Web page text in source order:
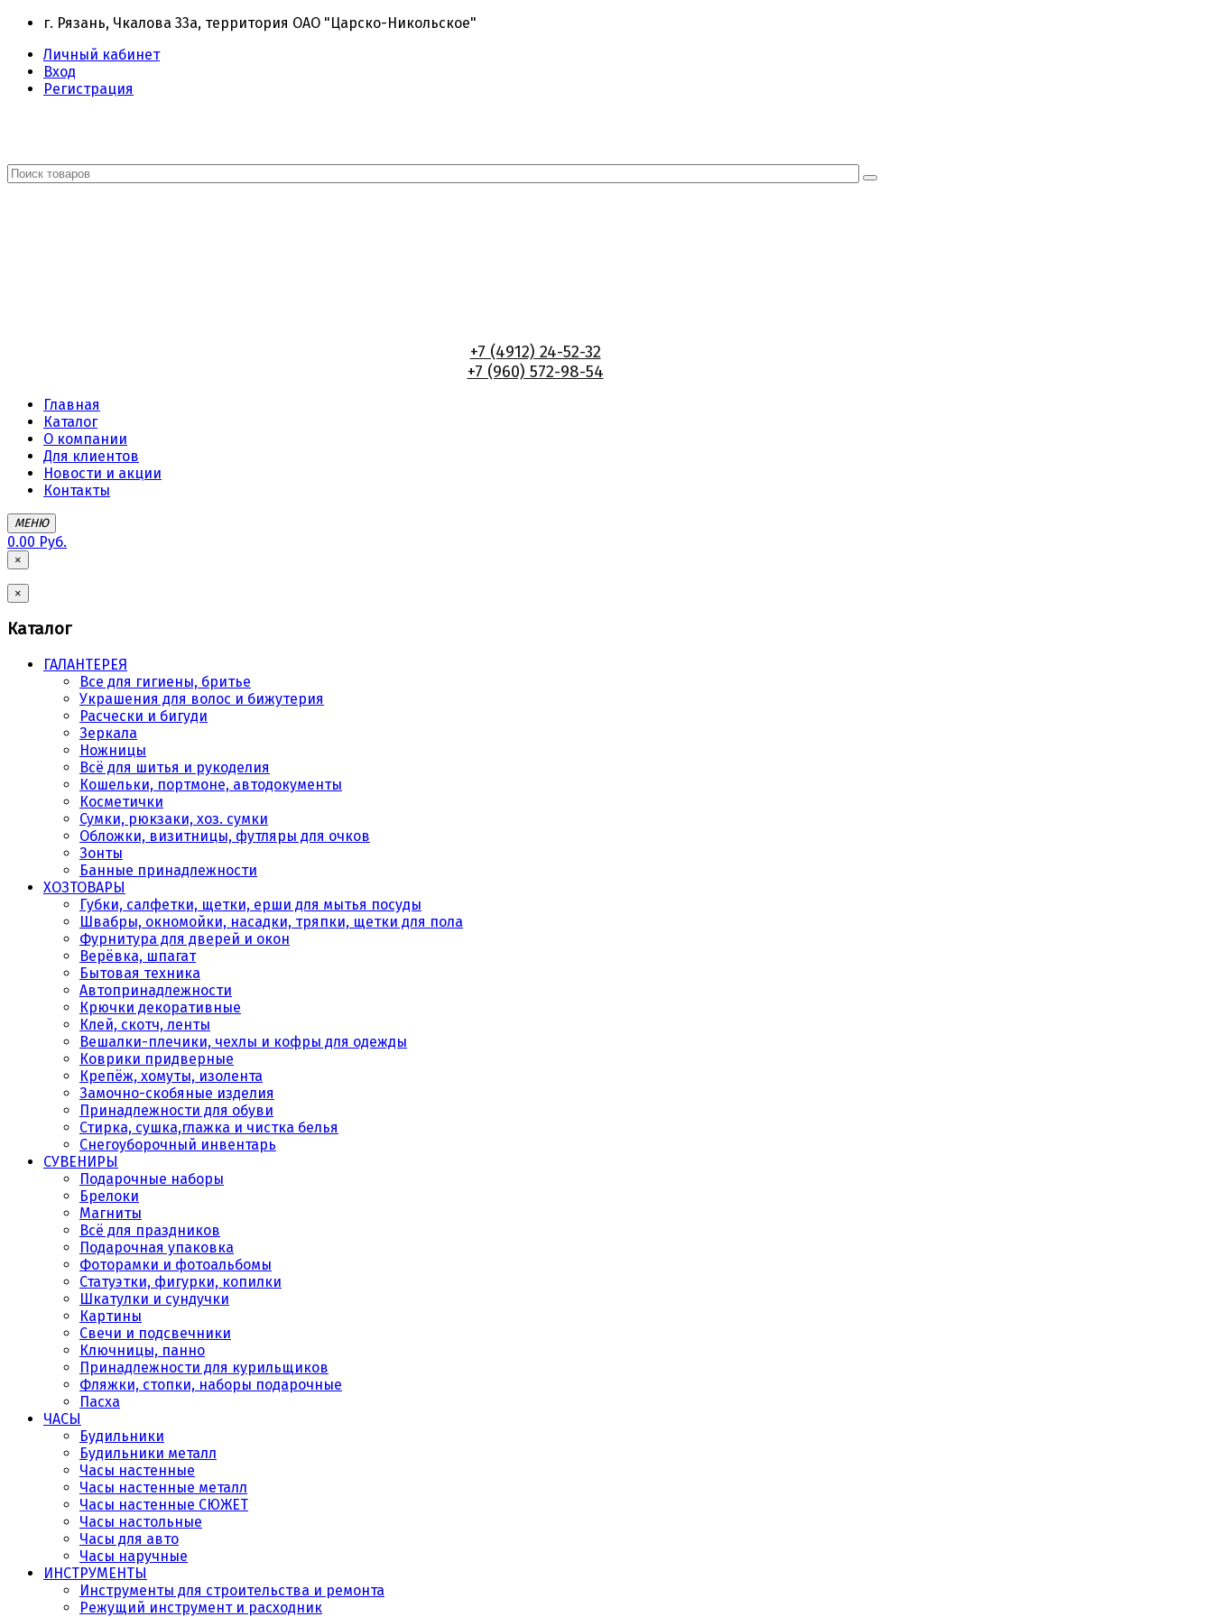
г. Рязань, Чкалова 33а, территория ОАО "Царско-Никольское"
Личный кабинет
Вход
Регистрация
+7 (4912) 24-52-32
+7 (960) 572-98-54
Главная
Каталог
О компании
Для клиентов
Новости и акции
Контакты
МЕНЮ
0.00 Руб.
×
×
Каталог
ГАЛАНТЕРЕЯ
Все для гигиены, бритье
Украшения для волос и бижутерия
Расчески и бигуди
Зеркала
Ножницы
Всё для шитья и рукоделия
Кошельки, портмоне, автодокументы
Косметички
Сумки, рюкзаки, хоз. сумки
Обложки, визитницы, футляры для очков
Зонты
Банные принадлежности
ХОЗТОВАРЫ
Губки, салфетки, щетки, ерши для мытья посуды
Швабры, окномойки, насадки, тряпки, щетки для пола
Фурнитура для дверей и окон
Верёвка, шпагат
Бытовая техника
Автопринадлежности
Крючки декоративные
Клей, скотч, ленты
Вешалки-плечики, чехлы и кофры для одежды
Коврики придверные
Крепёж, хомуты, изолента
Замочно-скобяные изделия
Принадлежности для обуви
Стирка, сушка,глажка и чистка белья
Снегоуборочный инвентарь
СУВЕНИРЫ
Подарочные наборы
Брелоки
Магниты
Всё для праздников
Подарочная упаковка
Фоторамки и фотоальбомы
Статуэтки, фигурки, копилки
Шкатулки и сундучки
Картины
Свечи и подсвечники
Ключницы, панно
Принадлежности для курильщиков
Фляжки, стопки, наборы подарочные
Пасха
ЧАСЫ
Будильники
Будильники металл
Часы настенные
Часы настенные металл
Часы настенные СЮЖЕТ
Часы настольные
Часы для авто
Часы наручные
ИНСТРУМЕНТЫ
Инструменты для строительства и ремонта
Режущий инструмент и расходник